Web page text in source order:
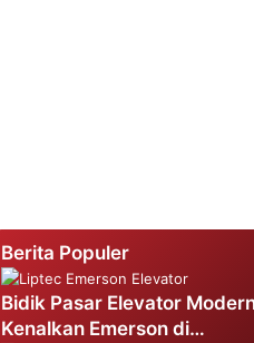
Berita Populer
Bidik Pasar Elevator
Kenalkan Emerson di…